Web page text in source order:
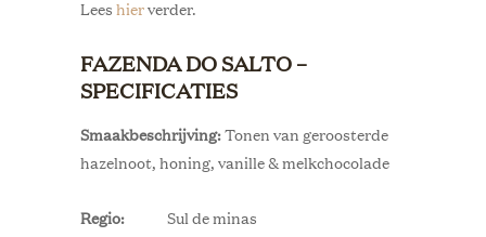
Leeshierverder.
FAZENDA DO SALTO –
SPECIFICATIES
Smaakbeschrijving:Tonen van geroosterde
hazelnoot, honing, vanille & melkchocolade
Regio:
Sul de minas